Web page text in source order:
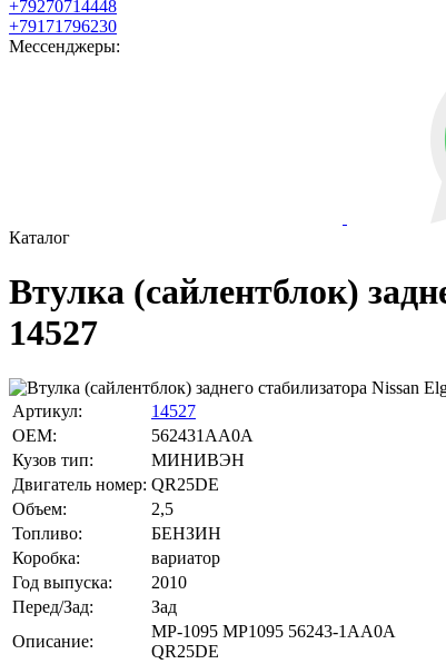
+79270714448
+79171796230
Мессенджеры:
Каталог
Втулка (сайлентблок)
14527
Артикул:
14527
OEM:
562431AA0A
Кузов тип:
МИНИВЭН
Двигатель номер: QR25DE
Объем:
2,5
Топливо:
БЕНЗИН
Коробка:
вариатор
Год выпуска:
2010
Перед/Зад:
Зад
Описание:
MP-1095 MP1095 56243-1AA0A
QR25DE